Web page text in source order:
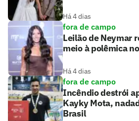
Há 4 dias
fora de campo
Leilão de Neymar
meio à polêmica
Há 4 dias
fora de campo
Incêndio destrói
Kayky Mota,
Brasil